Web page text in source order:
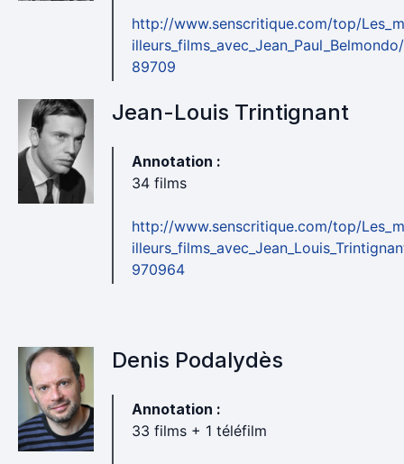
http://www.senscritique.com/top/
89709
Jean-Louis Trintignant
Annotation :
34 films
http://www.senscritique.com/top/
970964
Denis Podalydès
Annotation :
33 films + 1 téléfilm